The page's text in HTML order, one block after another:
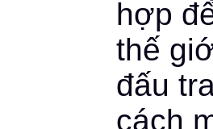
hợp
thế
đấu
cách